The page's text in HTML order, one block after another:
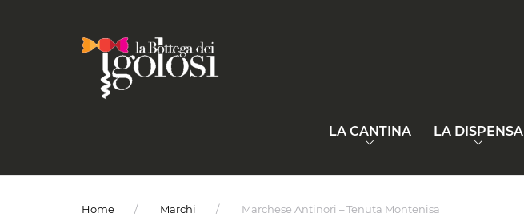
LA CANTINA LA DISPENSA
Home Marchi Marchese Antinori – Tenuta Montenisa